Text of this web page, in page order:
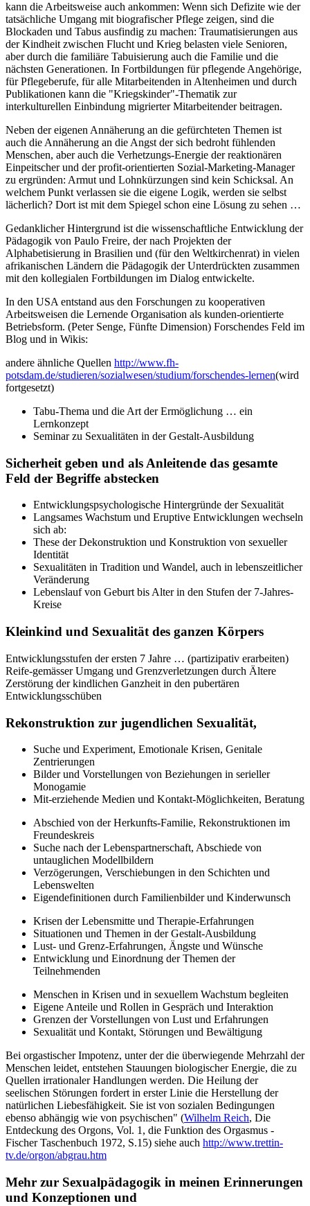
kann die Arbeitsweise auch ankommen: Wenn sich Defizite wie der
tatsächliche Umgang mit biografischer Pflege zeigen, sind die
Blockaden und Tabus ausfindig zu machen: Traumatisierungen aus
der Kindheit zwischen Flucht und Krieg belasten viele Senioren,
aber durch die familiäre Tabuisierung auch die Familie und die
nächsten Generationen. In Fortbildungen für pflegende Angehörige,
für Pflegeberufe, für alle Mitarbeitenden in Altenheimen und durch
Publikationen kann die "Kriegskinder"-Thematik zur
interkulturellen Einbindung migrierter Mitarbeitender beitragen.
Neben der eigenen Annäherung an die gefürchteten Themen ist
auch die Annäherung an die Angst der sich bedroht fühlenden
Menschen, aber auch die Verhetzungs-Energie der reaktionären
Einpeitscher und der profit-orientierten Sozial-Marketing-Manager
zu ergründen: Armut und Lohnkürzungen sind kein Schicksal. An
welchem Punkt verlassen sie die eigene Logik, werden sie selbst
lächerlich? Dort ist mit dem Spiegel schon eine Lösung zu sehen …
Gedanklicher Hintergrund ist die wissenschaftliche Entwicklung der
Pädagogik von Paulo Freire, der nach Projekten der
Alphabetisierung in Brasilien und (für den Weltkirchenrat) in vielen
afrikanischen Ländern die Pädagogik der Unterdrückten zusammen
mit den kollegialen Fortbildungen im Dialog entwickelte.
In den USA entstand aus den Forschungen zu kooperativen
Arbeitsweisen die Lernende Organisation als kunden-orientierte
Betriebsform. (Peter Senge, Fünfte Dimension) Forschendes Feld im
Blog und in Wikis:
andere ähnliche Quellen http://www.fh-
potsdam.de/studieren/sozialwesen/studium/forschendes-lernen(wird
fortgesetzt)
Tabu-Thema und die Art der Ermöglichung … ein
Lernkonzept
Seminar zu Sexualitäten in der Gestalt-Ausbildung
Sicherheit geben und als Anleitende das gesamte
Feld der Begriffe abstecken
Entwicklungspsychologische Hintergründe der Sexualität
Langsames Wachstum und Eruptive Entwicklungen wechseln
sich ab:
These der Dekonstruktion und Konstruktion von sexueller
Identität
Sexualitäten in Tradition und Wandel, auch in lebenszeitlicher
Veränderung
Lebenslauf von Geburt bis Alter in den Stufen der 7-Jahres-
Kreise
Kleinkind und Sexualität des ganzen Körpers
Entwicklungsstufen der ersten 7 Jahre … (partizipativ erarbeiten)
Reife-gemässer Umgang und Grenzverletzungen durch Ältere
Zerstörung der kindlichen Ganzheit in den pubertären
Entwicklungsschüben
Rekonstruktion zur jugendlichen Sexualität,
Suche und Experiment, Emotionale Krisen, Genitale
Zentrierungen
Bilder und Vorstellungen von Beziehungen in serieller
Monogamie
Mit-erziehende Medien und Kontakt-Möglichkeiten, Beratung
Abschied von der Herkunfts-Familie, Rekonstruktionen im
Freundeskreis
Suche nach der Lebenspartnerschaft, Abschiede von
untauglichen Modellbildern
Verzögerungen, Verschiebungen in den Schichten und
Lebenswelten
Eigendefinitionen durch Familienbilder und Kinderwunsch
Krisen der Lebensmitte und Therapie-Erfahrungen
Situationen und Themen in der Gestalt-Ausbildung
Lust- und Grenz-Erfahrungen, Ängste und Wünsche
Entwicklung und Einordnung der Themen der
Teilnehmenden
Menschen in Krisen und in sexuellem Wachstum begleiten
Eigene Anteile und Rollen in Gespräch und Interaktion
Grenzen der Vorstellungen von Lust und Erfahrungen
Sexualität und Kontakt, Störungen und Bewältigung
Bei orgastischer Impotenz, unter der die überwiegende Mehrzahl der
Menschen leidet, entstehen Stauungen biologischer Energie, die zu
Quellen irrationaler Handlungen werden. Die Heilung der
seelischen Störungen fordert in erster Linie die Herstellung der
natürlichen Liebesfähigkeit. Sie ist von sozialen Bedingungen
ebenso abhängig wie von psychischen" (Wilhelm Reich, Die
Entdeckung des Orgons, Vol. 1, die Funktion des Orgasmus -
Fischer Taschenbuch 1972, S.15) siehe auch http://www.trettin-
tv.de/orgon/abgrau.htm
Mehr zur Sexualpädagogik in meinen Erinnerungen
und Konzeptionen und